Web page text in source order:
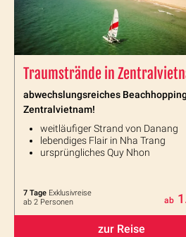
Traumstrände in
abwechslungsreiches
Zentralvietnam!
weitläufiger Strand von Danang
lebendiges Flair in Nha Trang
ursprüngliches Quy Nhon
7 Tage Exklusivreise
ab 2 Personen
ab
zur Reise